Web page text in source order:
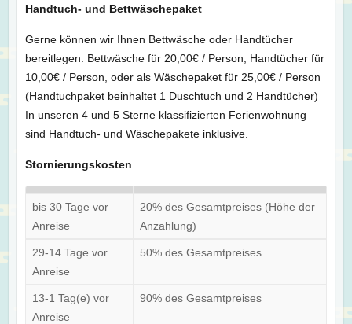
Handtuch- und Bettwäschepaket
Gerne können wir Ihnen Bettwäsche oder Handtücher
bereitlegen. Bettwäsche für 20,00€ / Person, Handtücher für
10,00€ / Person, oder als Wäschepaket für 25,00€ / Person
(Handtuchpaket beinhaltet 1 Duschtuch und 2 Handtücher)
In unseren 4 und 5 Sterne klassifizierten Ferienwohnung
sind Handtuch- und Wäschepakete inklusive.
Stornierungskosten
bis 30 Tage vor
Anreise
20% des Gesamtpreises (Höhe der
Anzahlung)
29-14 Tage vor
Anreise
50% des Gesamtpreises
13-1 Tag(e) vor
Anreise
90% des Gesamtpreises